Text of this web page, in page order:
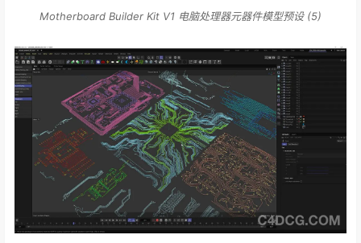
Motherboard Builder Kit V1 电脑处理器元器件模型预设 (5)